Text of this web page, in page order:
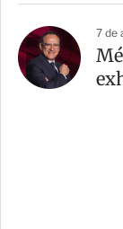
7 de